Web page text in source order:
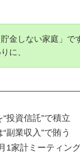
金しない家庭」で
に、
投資信託”で積立
副業収入”で賄う
1家計ミーティン